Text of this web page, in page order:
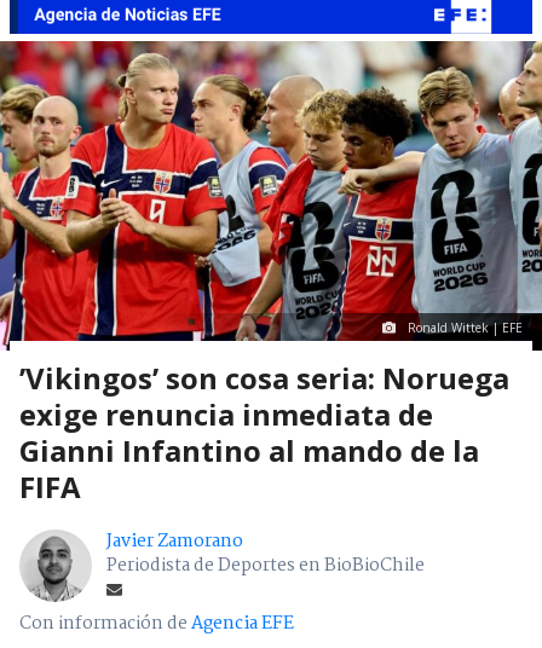
Ronald Wittek | EFE
’Vikingos’ son cosa seria: Noruega
exige renuncia inmediata de
Gianni Infantino al mando de la
FIFA
Javier Zamorano
Periodista de Deportes en BioBioChile
Con información deAgencia EFE